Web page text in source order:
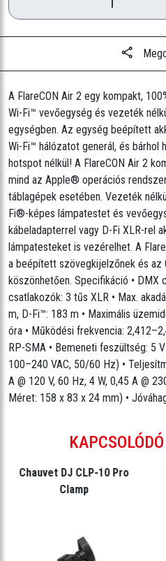
• Teljesítmény és áramerősség: 4 W,
A @ 230 V, 50 Hz
• Méret: 158 x 83 x 24 mm)
A FlareCON Air 2 egy kompakt,
Wi-Fi™ vevőegység és vezeték
egységben. Az egység beépített
Wi-Fi™ hálózatot generál, és bárhol
hotspot nélkül! A FlareCON Air 2
mind az Apple® operációs
táblagépek esetében. Vezeték
Fi®-képes lámpatestet és
kábeladapterrel vagy D-Fi XLR-rel
lámpatesteket is vezérelhet. A
a beépített szövegkijelzőnek és az
köszönhetően. Specifikáció • DMX
csatlakozók: 3 tűs XLR • Max.
m, D-Fi™: 183 m • Maximális
óra • Működési frekvencia:
RP-SMA • Bemeneti feszültség: 5
100–240 VAC, 50/60 Hz) •
A @ 120 V, 60 Hz, 4 W, 0,45 A @
Méret: 158 x 83 x 24 mm) •
Chauvet DJ CLP-10 Pro
Clamp